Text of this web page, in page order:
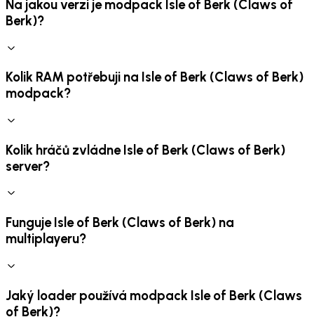
Na jakou verzi je modpack Isle of Berk (Claws of
Berk)?
Kolik RAM potřebuji na Isle of Berk (Claws of Berk)
modpack?
Kolik hráčů zvládne Isle of Berk (Claws of Berk)
server?
Funguje Isle of Berk (Claws of Berk) na
multiplayeru?
Jaký loader používá modpack Isle of Berk (Claws
of Berk)?